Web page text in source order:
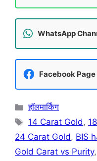
WhatsApp
Facebook Page
Categories
हॉलमार्किंग
Tags
14 Carat Gold,
24 Carat Gold, BIS
Gold Carat vs Purity,